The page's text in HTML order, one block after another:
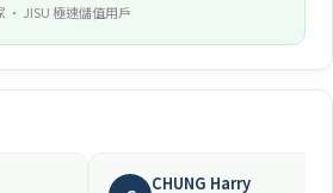
• JISU 極速儲值用戶
CHUNG Harry